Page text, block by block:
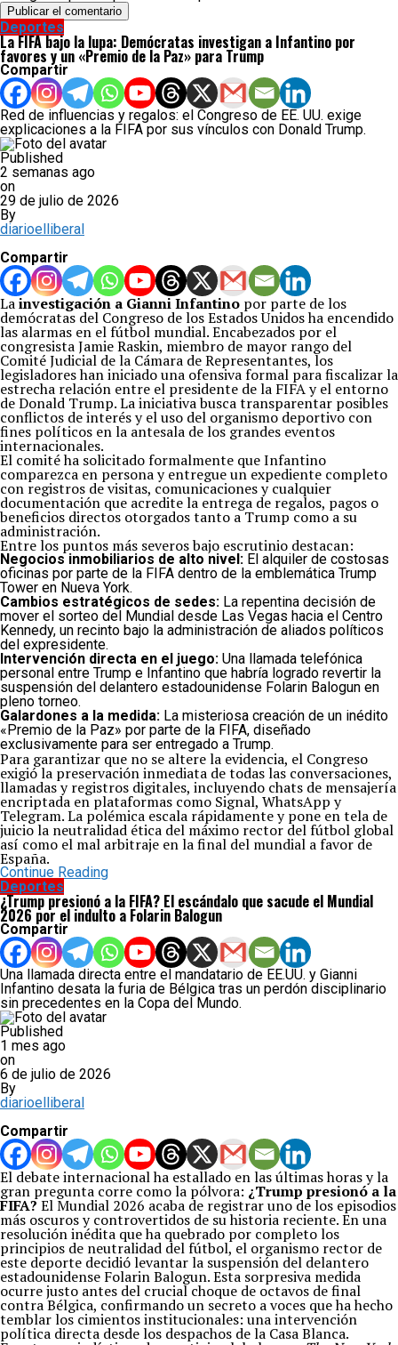
Deportes
La FIFA bajo la lupa: Demócratas investigan a Infantino por
favores y un «Premio de la Paz» para Trump
Compartir
Red de influencias y regalos: el Congreso de EE. UU. exige
explicaciones a la FIFA por sus vínculos con Donald Trump.
Published
2 semanas ago
on
29 de julio de 2026
By
diarioelliberal
Compartir
Lainvestigación a Gianni Infantino por parte de los
demócratas del Congreso de los Estados Unidos ha encendido
las alarmas en el fútbol mundial. Encabezados por el
congresista Jamie Raskin, miembro de mayor rango del
Comité Judicial de la Cámara de Representantes, los
legisladores han iniciado una ofensiva formal para fiscalizar la
estrecha relación entre el presidente de la FIFA y el entorno
de Donald Trump. La iniciativa busca transparentar posibles
conflictos de interés y el uso del organismo deportivo con
fines políticos en la antesala de los grandes eventos
internacionales.
El comité ha solicitado formalmente que Infantino
comparezca en persona y entregue un expediente completo
con registros de visitas, comunicaciones y cualquier
documentación que acredite la entrega de regalos, pagos o
beneficios directos otorgados tanto a Trump como a su
administración.
Entre los puntos más severos bajo escrutinio destacan:
Negocios inmobiliarios de alto nivel: El alquiler de costosas
oficinas por parte de la FIFA dentro de la emblemática Trump
Tower en Nueva York.
Cambios estratégicos de sedes: La repentina decisión de
mover el sorteo del Mundial desde Las Vegas hacia el Centro
Kennedy, un recinto bajo la administración de aliados políticos
del expresidente.
Intervención directa en el juego: Una llamada telefónica
personal entre Trump e Infantino que habría logrado revertir la
suspensión del delantero estadounidense Folarin Balogun en
pleno torneo.
Galardones a la medida: La misteriosa creación de un inédito
«Premio de la Paz» por parte de la FIFA, diseñado
exclusivamente para ser entregado a Trump.
Para garantizar que no se altere la evidencia, el Congreso
exigió la preservación inmediata de todas las conversaciones,
llamadas y registros digitales, incluyendo chats de mensajería
encriptada en plataformas como Signal, WhatsApp y
Telegram. La polémica escala rápidamente y pone en tela de
juicio la neutralidad ética del máximo rector del fútbol global
así como el mal arbitraje en la final del mundial a favor de
España.
Continue Reading
Deportes
¿Trump presionó a la FIFA? El escándalo que sacude el Mundial
2026 por el indulto a Folarin Balogun
Compartir
Una llamada directa entre el mandatario de EE.UU. y Gianni
Infantino desata la furia de Bélgica tras un perdón disciplinario
sin precedentes en la Copa del Mundo.
Published
1 mes ago
on
6 de julio de 2026
By
diarioelliberal
Compartir
El debate internacional ha estallado en las últimas horas y la
gran pregunta corre como la pólvora: ¿Trump presionó a la
FIFA?El Mundial 2026 acaba de registrar uno de los episodios
más oscuros y controvertidos de su historia reciente. En una
resolución inédita que ha quebrado por completo los
principios de neutralidad del fútbol, el organismo rector de
este deporte decidió levantar la suspensión del delantero
estadounidense Folarin Balogun. Esta sorpresiva medida
ocurre justo antes del crucial choque de octavos de final
contra Bélgica, confirmando un secreto a voces que ha hecho
temblar los cimientos institucionales: una intervención
política directa desde los despachos de la Casa Blanca.